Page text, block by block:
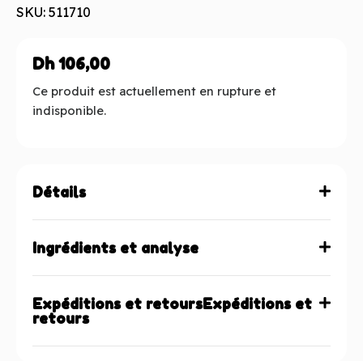
SKU: 511710
Dh106,00
Ce produit est actuellement en rupture et
indisponible.
Détails
Ingrédients et analyse
Expéditions et retoursExpéditions et
retours